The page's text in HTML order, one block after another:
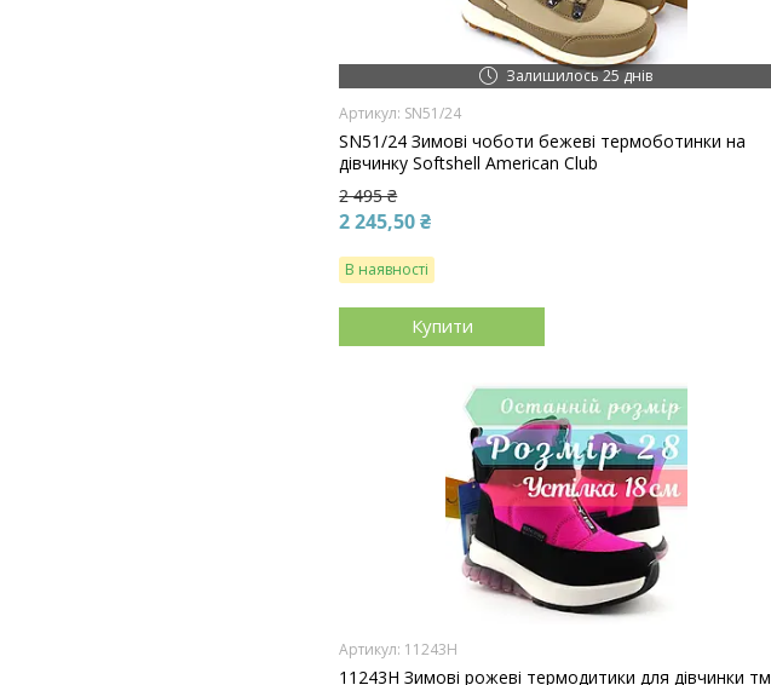
Залишилось 25 днів
SN51/24
SN51/24 Зимові чоботи бежеві термоботинки на
дівчинку Softshell American Club
2 495 ₴
2 245,50 ₴
В наявності
Купити
11243H
11243H Зимові рожеві термодитики для дівчинки тм